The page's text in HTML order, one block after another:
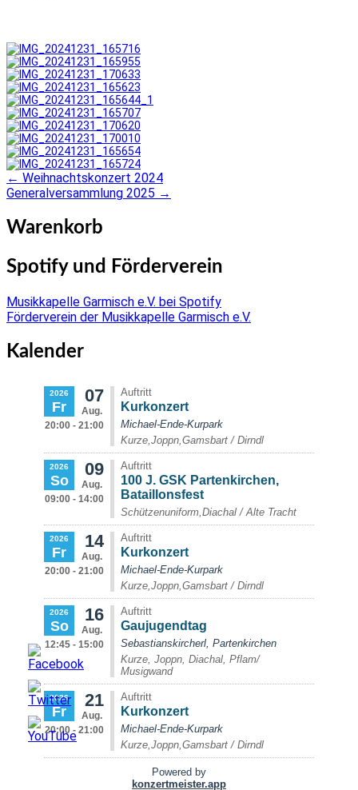
Post
navigation
← Weihnachtskonzert 2024
Generalversammlung 2025 →
Warenkorb
Spotify und Förderverein
Musikkapelle Garmisch e.V. bei Spotify
Förderverein der Musikkapelle Garmisch e.V.
Kalender